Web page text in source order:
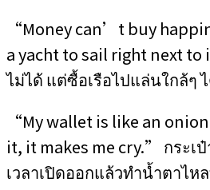
“Money can’t buy
a yacht to sail right next
ไม่ได้ แต่ซื้อเรือไปแล่นใกล้ๆ
“My wallet is like an
it, it makes me cry.” กระเ
เวลาเปิดออกแล้วทำน้ำตาไห